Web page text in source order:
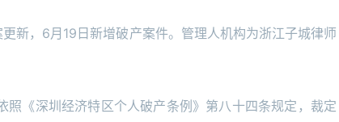
新，6月19日新增破产案件。管理人机构为浙江子城律师
《深圳经济特区个人破产条例》第八十四条规定，裁定